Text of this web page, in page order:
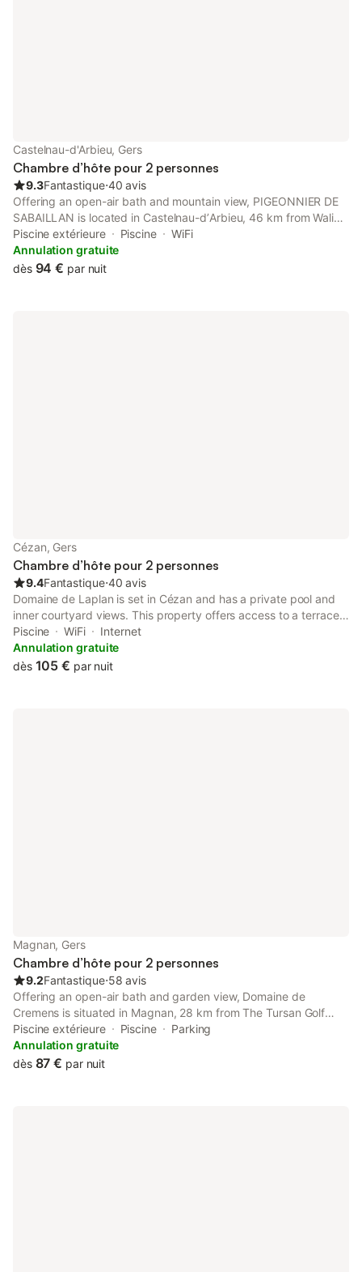
Castelnau-d'Arbieu, Gers
Chambre d’hôte pour 2 personnes
9.3Fantastique⋅40 avis
Offering an open-air bath and mountain view, PIGEONNIER DE
SABAILLAN is located in Castelnau-dʼArbieu, 46 km from Walibi
South-West and 43 km from Stade Armandie. This property
offers access to a terrace, free private parking and free WiFi.
Piscine extérieure Piscine
WiFi
Annulation gratuite
dès 94 € par nuit
Cézan, Gers
Chambre d’hôte pour 2 personnes
9.4Fantastique⋅40 avis
Domaine de Laplan is set in Cézan and has a private pool and
inner courtyard views. This property offers access to a terrace,
free private parking and free WiFi. Boasting family rooms, this
property also provides guests with a picnic area.
Piscine WiFi
Internet
Annulation gratuite
dès 105 € par nuit
Magnan, Gers
Chambre d’hôte pour 2 personnes
9.2Fantastique⋅58 avis
Offering an open-air bath and garden view, Domaine de
Cremens is situated in Magnan, 28 km from The Tursan Golf
Eugenie's Greens and 30 km from Guinlet Golf Course. This bed
and breakfast has a pool with a view, a garden and free private
parking.
Piscine extérieure Piscine
Parking
Annulation gratuite
dès 87 € par nuit